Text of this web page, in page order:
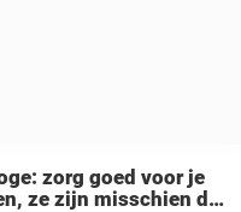
zorg goed voor je
ze zijn misschien de